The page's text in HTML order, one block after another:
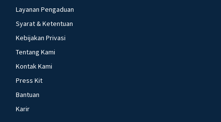
Layanan Pengaduan
Syarat & Ketentuan
Kebijakan Privasi
Tentang Kami
Kontak Kami
Press Kit
Bantuan
Karir